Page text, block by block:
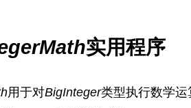
实用程序
用于对BigInteger类型执行数学运